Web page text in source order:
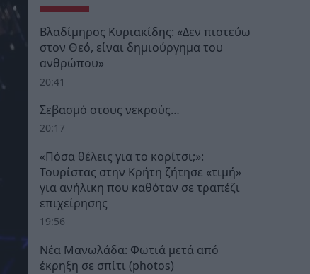
Βλαδίμηρος Κυριακίδης: «Δεν πιστεύω
στον Θεό, είναι δημιούργημα του
ανθρώπου»
20:41
Σεβασμό στους νεκρούς…
20:17
«Πόσα θέλεις για το κορίτσι;»:
Τουρίστας στην Κρήτη ζήτησε «τιμή»
για ανήλικη που καθόταν σε τραπέζι
επιχείρησης
19:56
Νέα Μανωλάδα: Φωτιά μετά από
έκρηξη σε σπίτι (photos)